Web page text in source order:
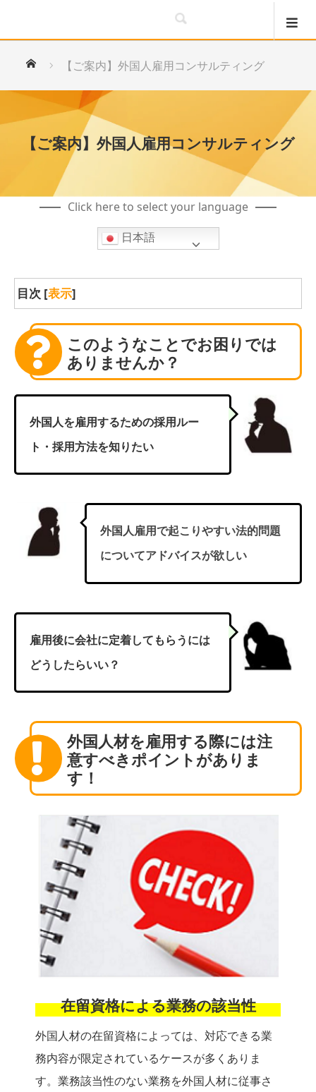
ホーム【ご案内】外国人雇用コンサルティング
【ご案内】外国人雇用コンサルティング
Click here to select your language
日本語
目次 [表示]
このようなことでお困りでは
ありませんか？
外国人を雇用するための採用ルー
ト・採用方法を知りたい
外国人雇用で起こりやすい法的問題
についてアドバイスが欲しい
雇用後に会社に定着してもらうには
どうしたらいい？
外国人材を雇用する際には注
意すべきポイントがありま
す！
在留資格による業務の該当性
外国人材の在留資格によっては、対応できる業
務内容が限定されているケースが多くありま
す。業務該当性のない業務を外国人材に従事さ